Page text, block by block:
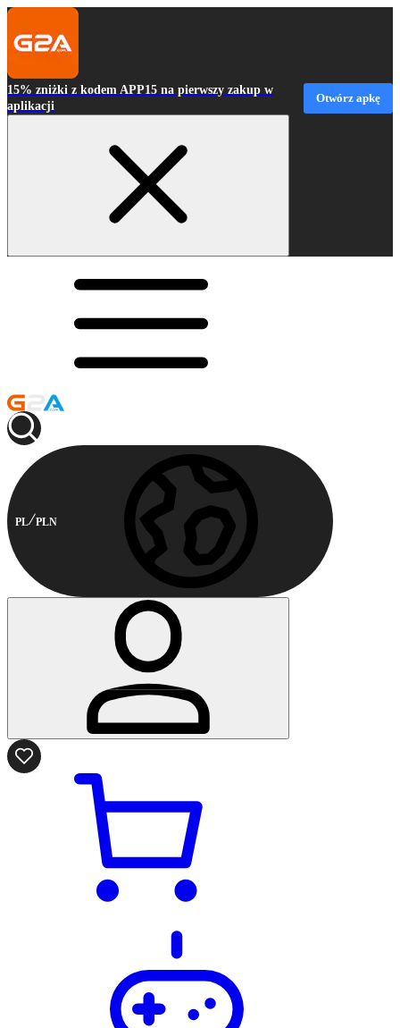
15% zniżki z kodem APP15 na pierwszy zakup w
aplikacji
Otwórz apkę
PL PLN